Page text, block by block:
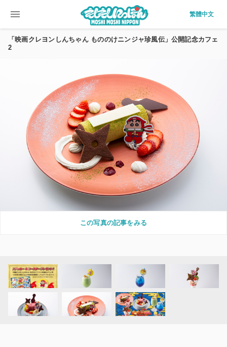
menu 繁體中文
「映画クレヨンしんちゃん もののけニンジャ珍風伝」公開記念カフェ
2
この写真の記事をみる